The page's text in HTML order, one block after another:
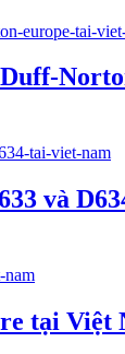
và
tại Việt